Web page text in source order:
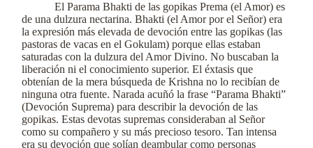
El Parama Bhakti de las gopikas Prema (el Amor) es
de una dulzura nectarina. Bhakti (el Amor por el Señor) era
la expresión más elevada de devoción entre las gopikas (las
pastoras de vacas en el Gokulam) porque ellas estaban
saturadas con la dulzura del Amor Divino. No buscaban la
liberación ni el conocimiento superior. El éxtasis que
obtenían de la mera búsqueda de Krishna no lo recibían de
ninguna otra fuente. Narada acuñó la frase “Parama Bhakti”
(Devoción Suprema) para describir la devoción de las
gopikas. Estas devotas supremas consideraban al Señor
como su compañero y su más precioso tesoro. Tan intensa
era su devoción que solían deambular como personas